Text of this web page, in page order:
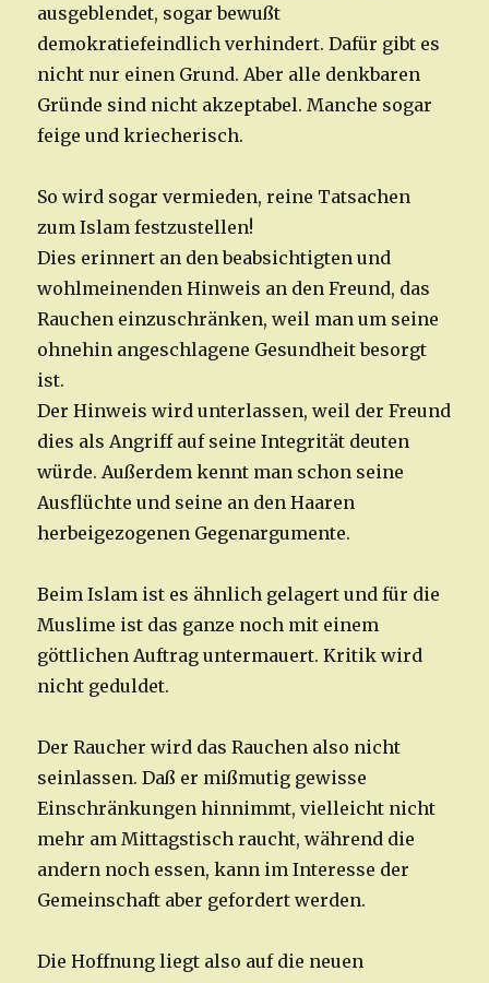
ausgeblendet, sogar bewußt
demokratiefeindlich verhindert. Dafür gibt es
nicht nur einen Grund. Aber alle denkbaren
Gründe sind nicht akzeptabel. Manche sogar
feige und kriecherisch.
So wird sogar vermieden, reine Tatsachen
zum Islam festzustellen!
Dies erinnert an den beabsichtigten und
wohlmeinenden Hinweis an den Freund, das
Rauchen einzuschränken, weil man um seine
ohnehin angeschlagene Gesundheit besorgt
ist.
Der Hinweis wird unterlassen, weil der Freund
dies als Angriff auf seine Integrität deuten
würde. Außerdem kennt man schon seine
Ausflüchte und seine an den Haaren
herbeigezogenen Gegenargumente.
Beim Islam ist es ähnlich gelagert und für die
Muslime ist das ganze noch mit einem
göttlichen Auftrag untermauert. Kritik wird
nicht geduldet.
Der Raucher wird das Rauchen also nicht
seinlassen. Daß er mißmutig gewisse
Einschränkungen hinnimmt, vielleicht nicht
mehr am Mittagstisch raucht, während die
andern noch essen, kann im Interesse der
Gemeinschaft aber gefordert werden.
Die Hoffnung liegt also auf die neuen